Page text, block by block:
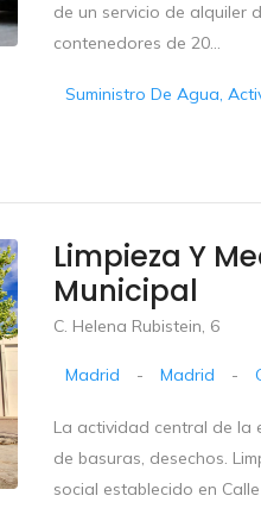
de un servicio de alquiler
contenedores de 20...
Suministro De Agua,
Limpieza Y
Municipal
C. Helena Rubistein, 6
Madrid - Madrid -
La actividad central de la
de basuras, desechos.
social establecido en